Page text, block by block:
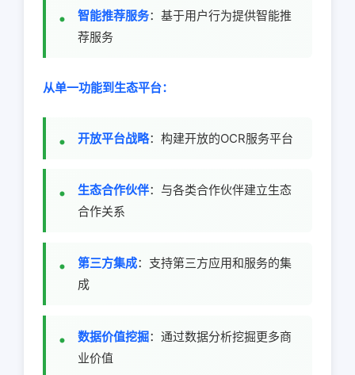
智能推荐服务：基于用户行为提供智能推
荐服务
从单一功能到生态平台：
开放平台战略：构建开放的OCR服务平台
生态合作伙伴：与各类合作伙伴建立生态
合作关系
第三方集成：支持第三方应用和服务的集
成
数据价值挖掘：通过数据分析挖掘更多商
业价值